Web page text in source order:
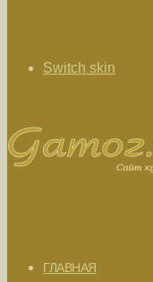
Switch skin
ГЛАВНАЯ